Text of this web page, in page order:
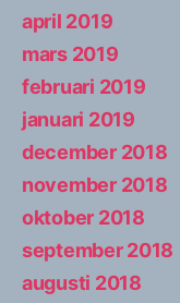
april 2019
mars 2019
februari 2019
januari 2019
december 2018
november 2018
oktober 2018
september 2018
augusti 2018